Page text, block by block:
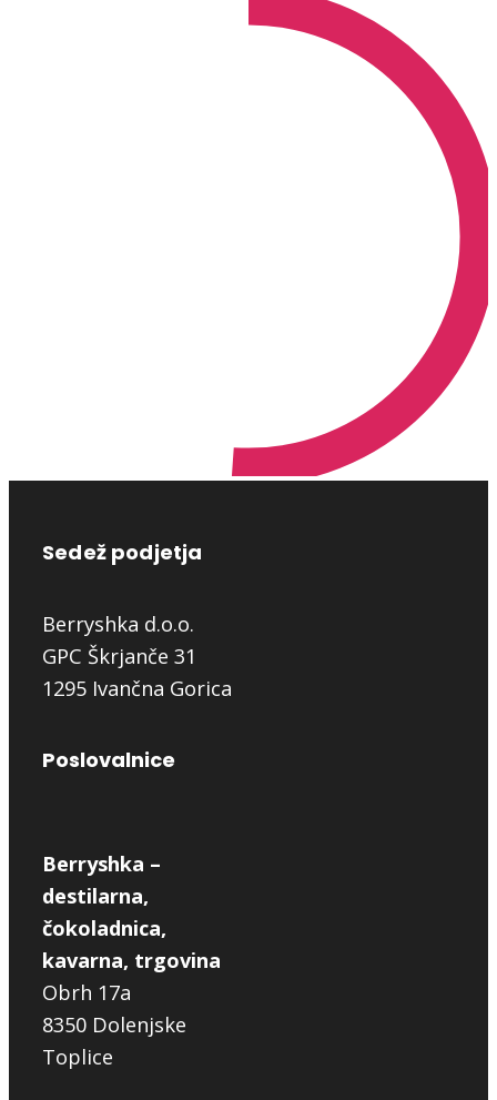
Sedež podjetja
Berryshka d.o.o.
GPC Škrjanče 31
1295 Ivančna Gorica
Poslovalnice
Berryshka –
destilarna,
čokoladnica,
kavarna, trgovina
Obrh 17a
8350 Dolenjske
Toplice